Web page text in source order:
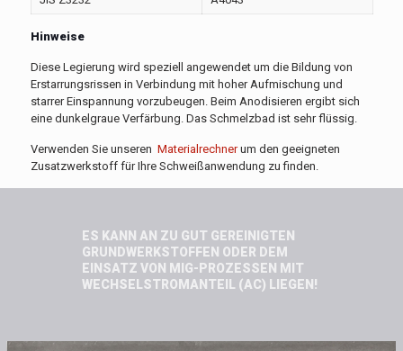
Hinweise
Diese Legierung wird speziell angewendet um die Bildung von
Erstarrungsrissen in Verbindung mit hoher Aufmischung und
starrer Einspannung vorzubeugen. Beim Anodisieren ergibt sich
eine dunkelgraue Verfärbung. Das Schmelzbad ist sehr flüssig.
Verwenden Sie unseren Materialrechnerum den geeigneten
Zusatzwerkstoff für Ihre Schweißanwendung zu finden.
ES KANN AN ZU GUT GEREINIGTEN
GRUNDWERKSTOFFEN ODER DEM
EINSATZ VON MIG-PROZESSEN MIT
WECHSELSTROMANTEIL (AC) LIEGEN!